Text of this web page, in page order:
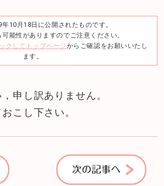
10月18日に公開されたものです。
能性がありますのでご注意ください。
クしてトップページからご確認をお願いいたし
ます。
申し訳ありません。
こし下さい。